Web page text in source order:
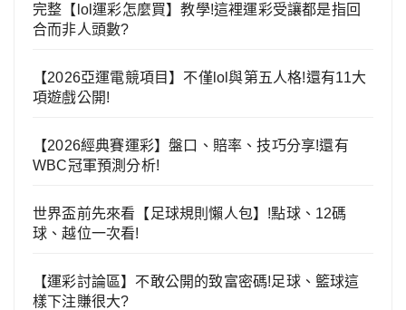
完整【lol運彩怎麼買】教學!這裡運彩受讓都是指回
合而非人頭數?
【2026亞運電競項目】不僅lol與第五人格!還有11大
項遊戲公開!
【2026經典賽運彩】盤口、賠率、技巧分享!還有
WBC冠軍預測分析!
世界盃前先來看【足球規則懶人包】!點球、12碼
球、越位一次看!
【運彩討論區】不敢公開的致富密碼!足球、籃球這
樣下注賺很大?